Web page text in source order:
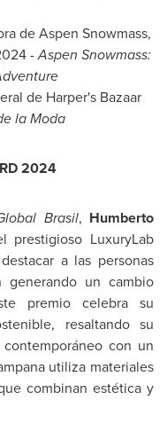
de Aspen Snowmass,
-Aspen Snowmass:
de Harper's Bazaar
la Moda
2024
Brasil, Humberto
prestigioso LuxuryLab
a las personas
un cambio
premio celebra su
resaltando su
con un
utiliza materiales
combinan estética y